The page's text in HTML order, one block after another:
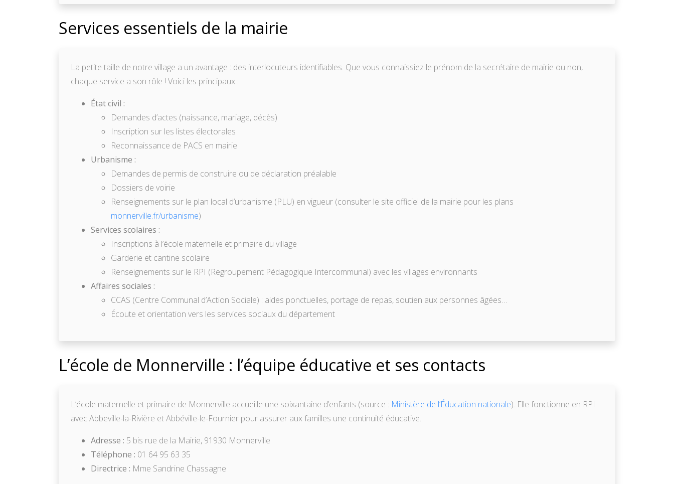
Services essentiels de la mairie
La petite taille de notre village a un avantage : des interlocuteurs identifiables. Que vous connaissiez le prénom de la secrétaire de mairie ou non,
chaque service a son rôle ! Voici les principaux :
État civil :
Demandes d’actes (naissance, mariage, décès)
Inscription sur les listes électorales
Reconnaissance de PACS en mairie
Urbanisme :
Demandes de permis de construire ou de déclaration préalable
Dossiers de voirie
Renseignements sur le plan local d’urbanisme (PLU) en vigueur (consulter le site officiel de la mairie pour les plans
monnerville.fr/urbanisme)
Services scolaires :
Inscriptions à l’école maternelle et primaire du village
Garderie et cantine scolaire
Renseignements sur le RPI (Regroupement Pédagogique Intercommunal) avec les villages environnants
Affaires sociales :
CCAS (Centre Communal d’Action Sociale) : aides ponctuelles, portage de repas, soutien aux personnes âgées…
Écoute et orientation vers les services sociaux du département
L’école de Monnerville : l’équipe éducative et ses contacts
L’école maternelle et primaire de Monnerville accueille une soixantaine d’enfants (source : Ministère de l’Éducation nationale). Elle fonctionne en RPI
avec Abbeville-la-Rivière et Abbéville-le-Fournier pour assurer aux familles une continuité éducative.
Adresse : 5 bis rue de la Mairie, 91930 Monnerville
Téléphone : 01 64 95 63 35
Directrice : Mme Sandrine Chassagne